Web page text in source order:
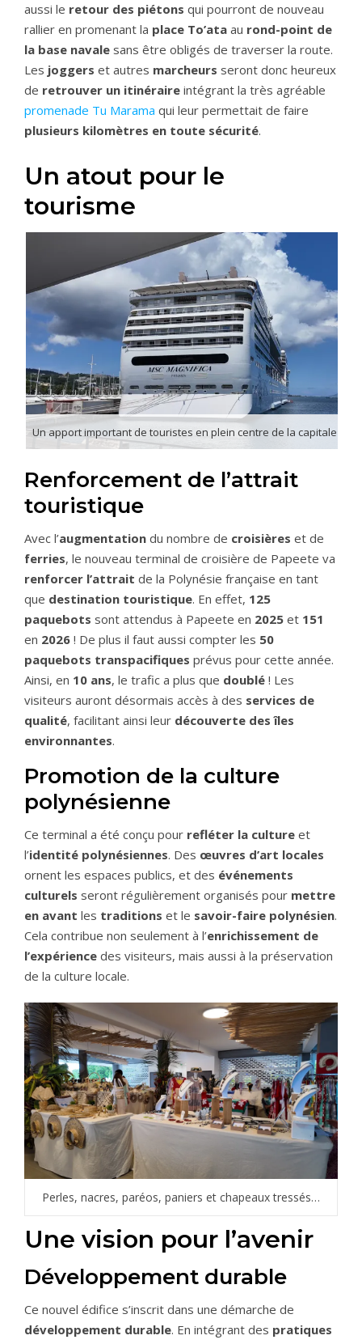
aussi le retour des piétons qui pourront de nouveau
rallier en promenant la place To’ata au rond-point de
la base navale sans être obligés de traverser la route.
Les joggers et autres marcheurs seront donc heureux
de retrouver un itinéraire intégrant la très agréable
promenade Tu Marama qui leur permettait de faire
plusieurs kilomètres en toute sécurité.
Un atout pour le
tourisme
Un apport important de touristes en plein centre de la capitale
Renforcement de l’attrait
touristique
Avec l’augmentation du nombre de croisières et de
ferries, le nouveau terminal de croisière de Papeete va
renforcer l’attrait de la Polynésie française en tant
que destination touristique. En effet, 125
paquebots sont attendus à Papeete en 2025 et 151
en 2026 ! De plus il faut aussi compter les 50
paquebots transpacifiques prévus pour cette année.
Ainsi, en 10 ans, le trafic a plus que doublé ! Les
visiteurs auront désormais accès à des services de
qualité, facilitant ainsi leur découverte des îles
environnantes.
Promotion de la culture
polynésienne
Ce terminal a été conçu pour refléter la culture et
l’identité polynésiennes. Des œuvres d’art locales
ornent les espaces publics, et des événements
culturels seront régulièrement organisés pour mettre
en avant les traditions et le savoir-faire polynésien.
Cela contribue non seulement à l’enrichissement de
l’expérience des visiteurs, mais aussi à la préservation
de la culture locale.
Perles, nacres, paréos, paniers et chapeaux tressés…
Une vision pour l’avenir
Développement durable
Ce nouvel édifice s’inscrit dans une démarche de
développement durable. En intégrant des pratiques